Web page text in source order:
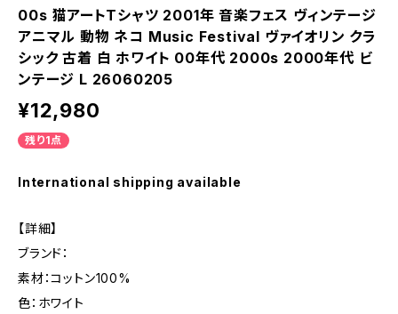
00s 猫アートTシャツ 2001年 音楽フェス ヴィンテージ
アニマル 動物 ネコ Music Festival ヴァイオリン クラ
シック 古着 白 ホワイト 00年代 2000s 2000年代 ビ
ンテージ L 26060205
¥12,980
残り1点
International shipping available
【詳細】
ブランド：
素材：コットン100%
色：ホワイト